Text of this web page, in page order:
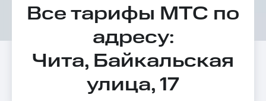
Все тарифы МТС по
адресу:
Чита, Байкальская
улица, 17